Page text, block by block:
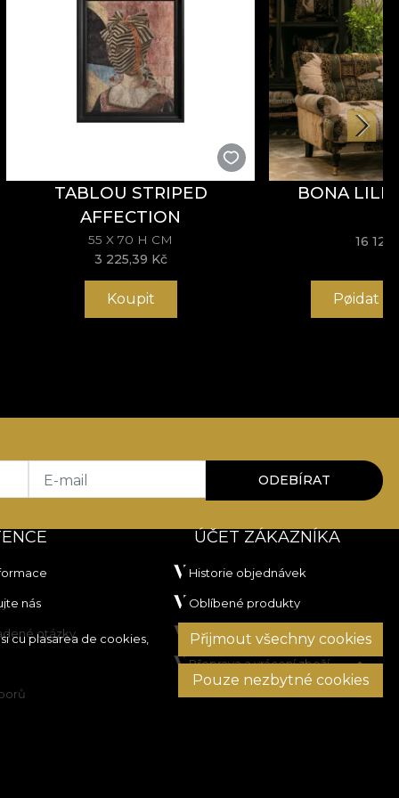
TABLOU STRIPED
AFFECTION
55 X 70 H CM
3 225,39 Kč
Koupit
BONA
16
Pøidat
cu plasarea de cookies, Přijmout všechny cookies
Pouze nezbytné cookies
E-mail ODEBÍRAT
nás
otázky
ÚČET ZÁKAZNÍKA
Historie objednávek
Oblíbené produkty
Platební metody
Přeprava a vrácení zboží